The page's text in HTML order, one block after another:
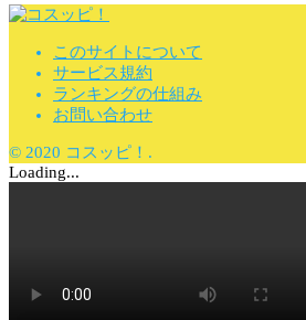
このサイトについて
サービス規約
ランキングの仕組み
お問い合わせ
© 2020 コスッピ！.
Loading...